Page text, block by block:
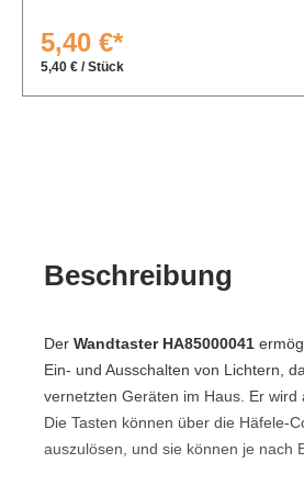
5,40 €*
5,40 € / Stück
Beschreibung
Der Wandtaster HA85000041
Ein- und Ausschalten von Lichtern,
vernetzten Geräten im Haus. Er
Die Tasten können über die Häfele-
auszulösen, und sie können je nach